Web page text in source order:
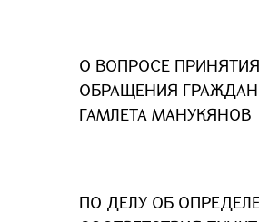
О ВОПРОСЕ
ОБРАЩЕНИЯ
ГАМЛЕТА МАНУКЯНОВ
ПО ДЕЛУ ОБ